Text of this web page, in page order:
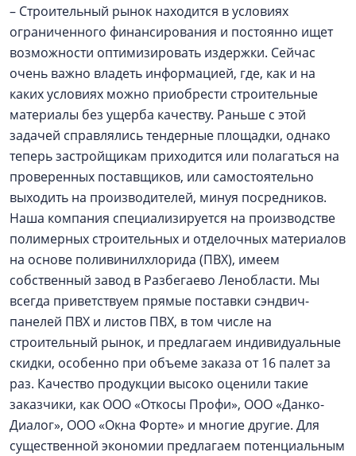
– Строительный рынок находится в условиях
ограниченного финансирования и постоянно ищет
возможности оптимизировать издержки. Сейчас
очень важно владеть информацией, где, как и на
каких условиях можно приобрести строительные
материалы без ущерба качеству. Раньше с этой
задачей справлялись тендерные площадки, однако
теперь застройщикам приходится или полагаться на
проверенных поставщиков, или самостоятельно
выходить на производителей, минуя посредников.
Наша компания специализируется на производстве
полимерных строительных и отделочных материалов
на основе поливинилхлорида (ПВХ), имеем
собственный завод в Разбегаево Ленобласти. Мы
всегда приветствуем прямые поставки сэндвич-
панелей ПВХ и листов ПВХ, в том числе на
строительный рынок, и предлагаем индивидуальные
скидки, особенно при объеме заказа от 16 палет за
раз. Качество продукции высоко оценили такие
заказчики, как ООО «Откосы Профи», ООО «Данко-
Диалог», ООО «Окна Форте» и многие другие. Для
существенной экономии предлагаем потенциальным